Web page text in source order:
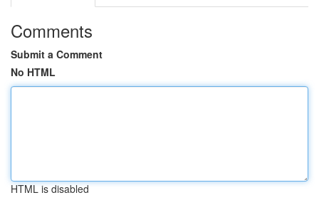
Comments
Submit a Comment
No HTML
HTML is disabled